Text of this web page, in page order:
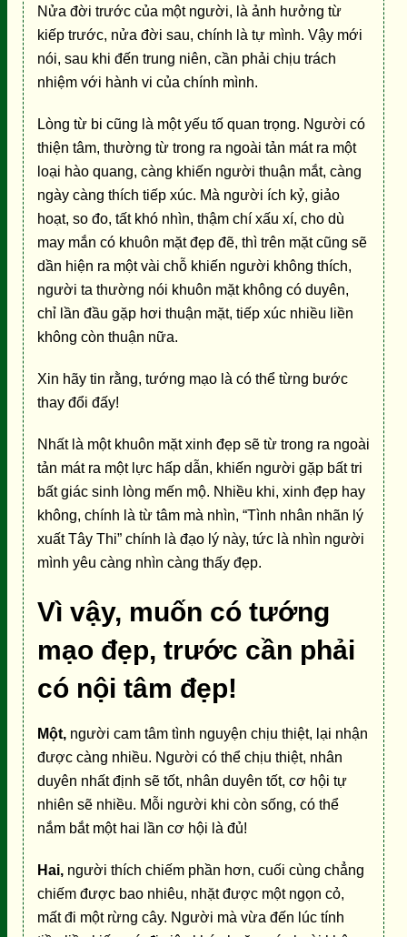
Nửa đời trước của một người, là ảnh hưởng từ
kiếp trước, nửa đời sau, chính là tự mình. Vậy mới
nói, sau khi đến trung niên, cần phải chịu trách
nhiệm với hành vi của chính mình.
Lòng từ bi cũng là một yếu tố quan trọng. Người có
thiện tâm, thường từ trong ra ngoài tản mát ra một
loại hào quang, càng khiến người thuận mắt, càng
ngày càng thích tiếp xúc. Mà người ích kỷ, giảo
hoạt, so đo, tất khó nhìn, thậm chí xấu xí, cho dù
may mắn có khuôn mặt đẹp đẽ, thì trên mặt cũng sẽ
dần hiện ra một vài chỗ khiến người không thích,
người ta thường nói khuôn mặt không có duyên,
chỉ lần đầu gặp hơi thuận mặt, tiếp xúc nhiều liền
không còn thuận nữa.
Xin hãy tin rằng, tướng mạo là có thể từng bước
thay đổi đấy!
Nhất là một khuôn mặt xinh đẹp sẽ từ trong ra ngoài
tản mát ra một lực hấp dẫn, khiến người gặp bất tri
bất giác sinh lòng mến mộ. Nhiều khi, xinh đẹp hay
không, chính là từ tâm mà nhìn, “Tình nhân nhãn lý
xuất Tây Thi” chính là đạo lý này, tức là nhìn người
mình yêu càng nhìn càng thấy đẹp.
Vì vậy, muốn có tướng
mạo đẹp, trước cần phải
có nội tâm đẹp!
Một, người cam tâm tình nguyện chịu thiệt, lại nhận
được càng nhiều. Người có thể chịu thiệt, nhân
duyên nhất định sẽ tốt, nhân duyên tốt, cơ hội tự
nhiên sẽ nhiều. Mỗi người khi còn sống, có thể
nắm bắt một hai lần cơ hội là đủ!
Hai, người thích chiếm phần hơn, cuối cùng chẳng
chiếm được bao nhiêu, nhặt được một ngọn cỏ,
mất đi một rừng cây. Người mà vừa đến lúc tính